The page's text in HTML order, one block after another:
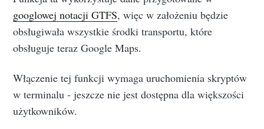
googlowej notacji GTFS, więc w założeniu będzie
obsługiwała wszystkie środki transportu, które
obsługuje teraz Google Maps.
Włączenie tej funkcji wymaga uruchomienia skryptów
w terminalu - jeszcze nie jest dostępna dla większości
użytkowników.